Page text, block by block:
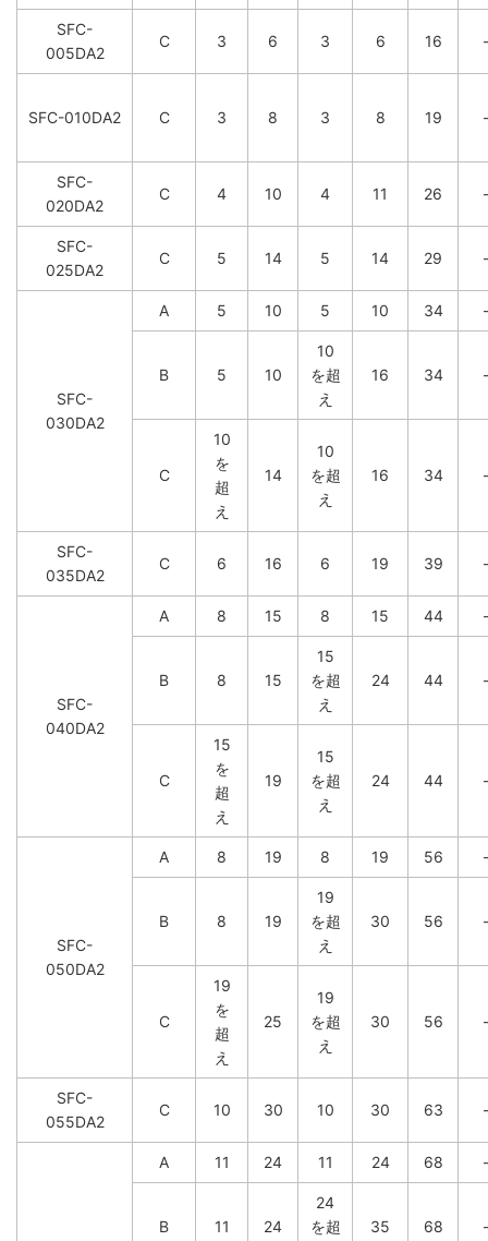
SFC-
005DA2
C 3 6 3 6 16 -
SFC-010DA2 C 3 8 3 8 19 -
SFC-
020DA2
C 4 10 4 11 26 -
SFC-
025DA2
C 5 14 5 14 29 -
SFC-
030DA2
A 5 10 5 10 34 -
B 5 10
10
を超
え
16 34 -
C
10
を
超
え
14
10
を超
え
16 34 -
SFC-
035DA2
C 6 16 6 19 39 -
SFC-
040DA2
A 8 15 8 15 44 -
B 8 15
15
を超
え
24 44 -
C
15
を
超
え
19
15
を超
え
24 44 -
SFC-
050DA2
A 8 19 8 19 56 -
B 8 19
19
を超
え
30 56 -
C
19
を
超
え
25
19
を超
え
30 56 -
SFC-
055DA2
C 10 30 10 30 63 -
A 11 24 11 24 68 -
B 11 24
24
を超
35 68 -